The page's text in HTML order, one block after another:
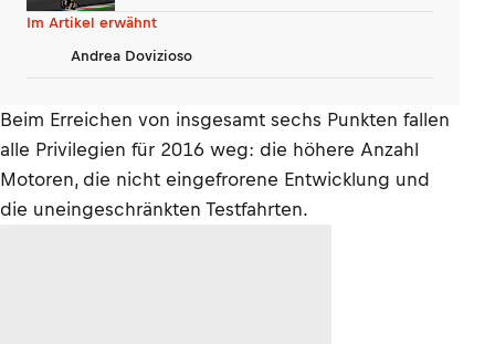
Tag»
Im Artikel erwähnt
Andrea Dovizioso
Beim Erreichen von insgesamt sechs Punkten fallen
alle Privilegien für 2016 weg: die höhere Anzahl
Motoren, die nicht eingefrorene Entwicklung und
die uneingeschränkten Testfahrten.